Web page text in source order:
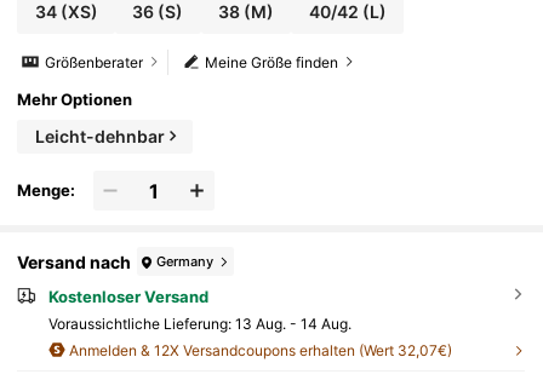
34(XS) 36 (S) 38(M) 40/42 (L)
Meine Größe finden
Größenberater
Mehr Optionen
Leicht-dehnbar
Menge:
Versand nach Germany
Kostenloser Versand
Voraussichtliche Lieferung: 13 Aug. - 14 Aug.
Anmelden & 12X Versandcoupons erhalten (Wert 32,07€)